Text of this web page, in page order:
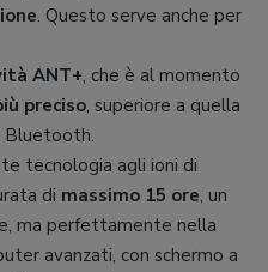
. Questo serve anche per
ANT+, che è al momento
preciso, superiore a quella
Bluetooth.
tecnologia agli ioni di
di massimo 15 ore, un
ma perfettamente nella
avanzati, con schermo a